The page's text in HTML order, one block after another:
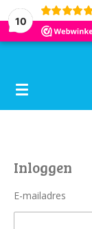
10
Inloggen
E-mailadres